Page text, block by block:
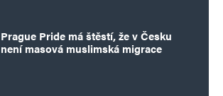
Prague Pride má štěstí, že v Česku
není masová muslimská migrace